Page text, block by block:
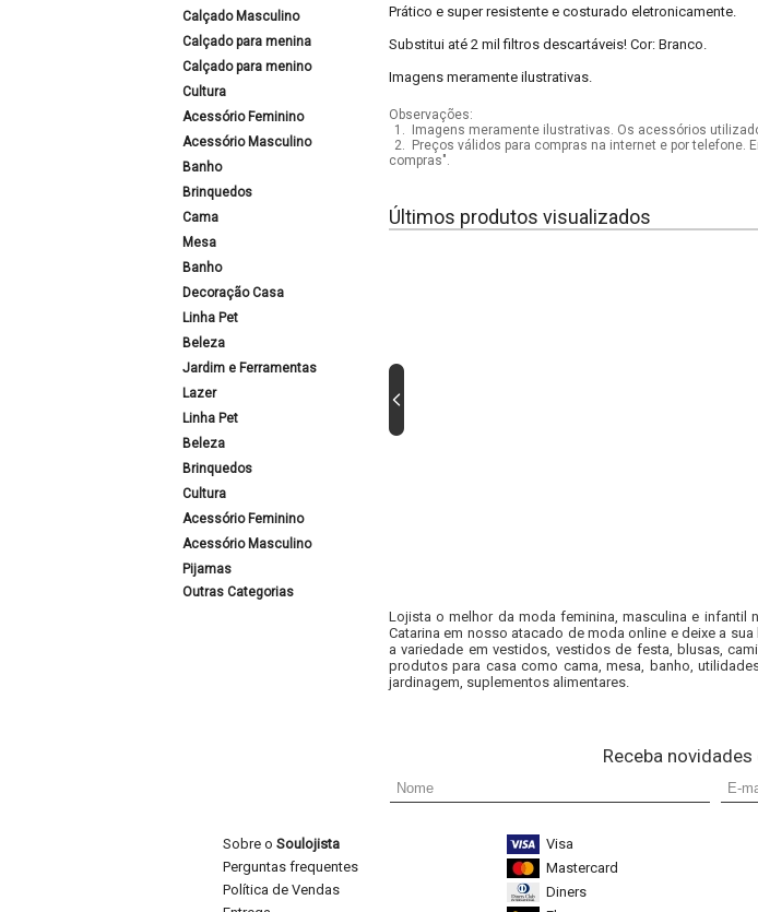
Calçado Masculino
Calçado para menina
Calçado para menino
Cultura
Acessório Feminino
Acessório Masculino
Banho
Brinquedos
Cama
Mesa
Banho
Decoração Casa
Linha Pet
Beleza
Jardim e Ferramentas
Lazer
Linha Pet
Beleza
Brinquedos
Cultura
Acessório Feminino
Acessório Masculino
Pijamas
Outras Categorias
Prático e super resistente e costurado eletronicamente.
Substitui até 2 mil filtros descartáveis! Cor: Branco.
Imagens meramente ilustrativas.
Observações:
1.
Imagens meramente ilustrativas. Os acessórios
2.
Preços válidos para compras na internet e por telefone.
compras".
Últimos produtos visualizados
Lojista o melhor da moda feminina, masculina e infantil
Catarina em nosso atacado de moda online e deixe a
a variedade em vestidos, vestidos de festa, blusas,
produtos para casa como cama, mesa, banho,
jardinagem, suplementos alimentares.
Receba
Sobre o Soulojista
Perguntas frequentes
Política de Vendas
Visa
Mastercard
Diners